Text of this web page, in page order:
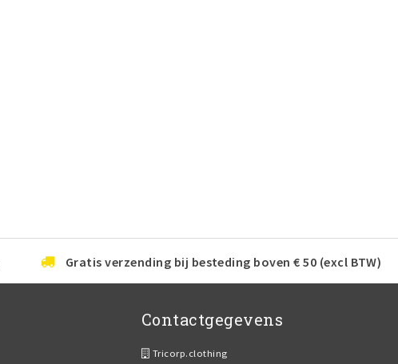
Gratis verzending bij besteding boven € 50 (excl BTW)
Contactgegevens
Tricorp.clothing